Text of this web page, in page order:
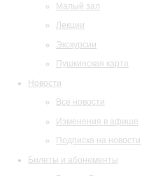
Малый зал
Лекции
Экскурсии
Пушкинская карта
Новости
Все новости
Изменения в афише
Подписка на новости
Билеты и абонементы